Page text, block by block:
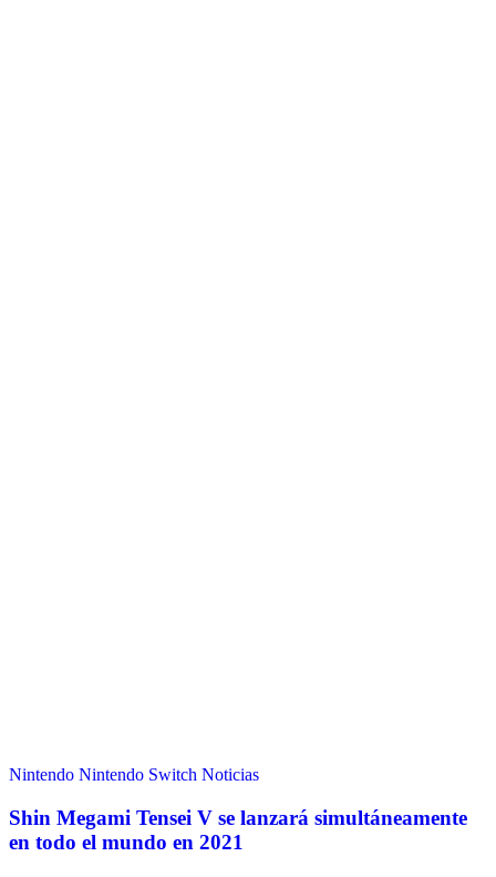
Nintendo Nintendo Switch Noticias
Shin Megami Tensei V se lanzará simultáneamente
en todo el mundo en 2021